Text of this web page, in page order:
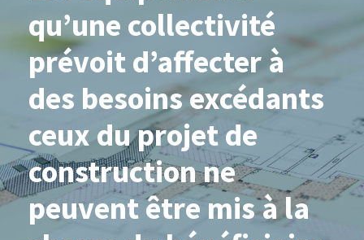
qu’une collectivité
prévoit d’affecter à
des besoins excédants
ceux du projet de
construction ne
peuvent être mis à la